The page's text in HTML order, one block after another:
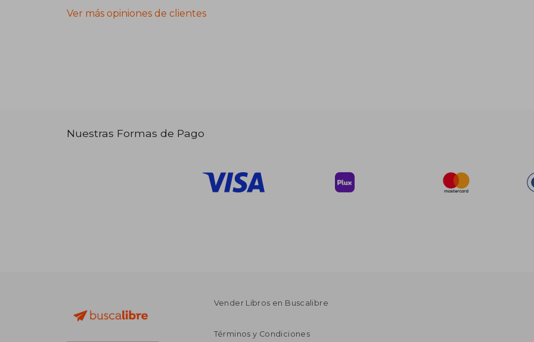
Ver más opiniones de clientes
Nuestras Formas de Pago
Vender Libros en Buscalibre
Términos y Condiciones